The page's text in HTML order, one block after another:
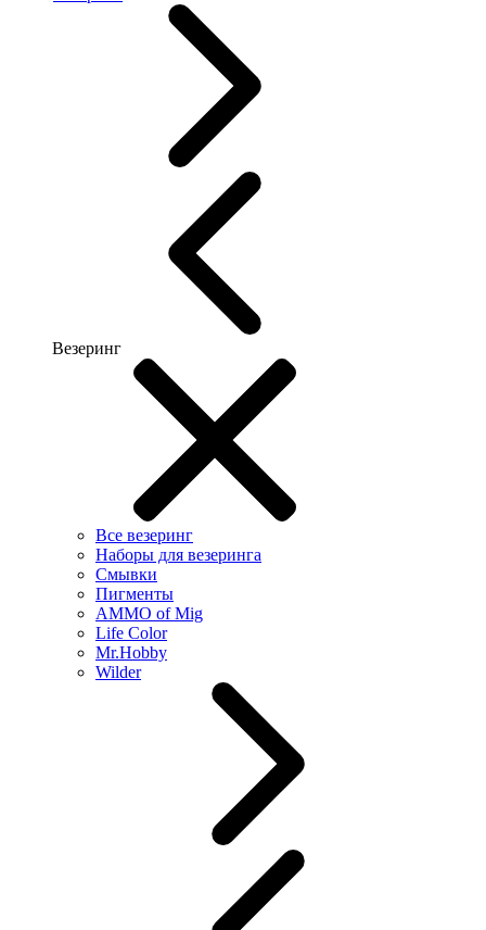
Везеринг
Все везеринг
Наборы для везеринга
Смывки
Пигменты
AMMO of Mig
Life Color
Mr.Hobby
Wilder